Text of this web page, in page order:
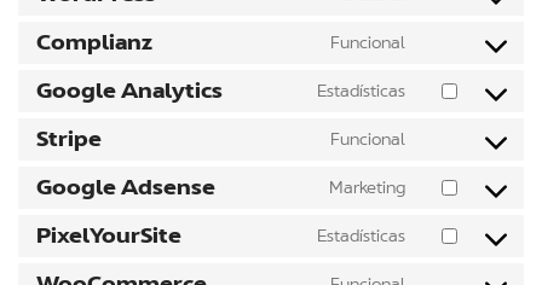
Complianz Funcional
Google Analytics Estadísticas
Stripe Funcional
Google Adsense Marketing
PixelYourSite Estadísticas